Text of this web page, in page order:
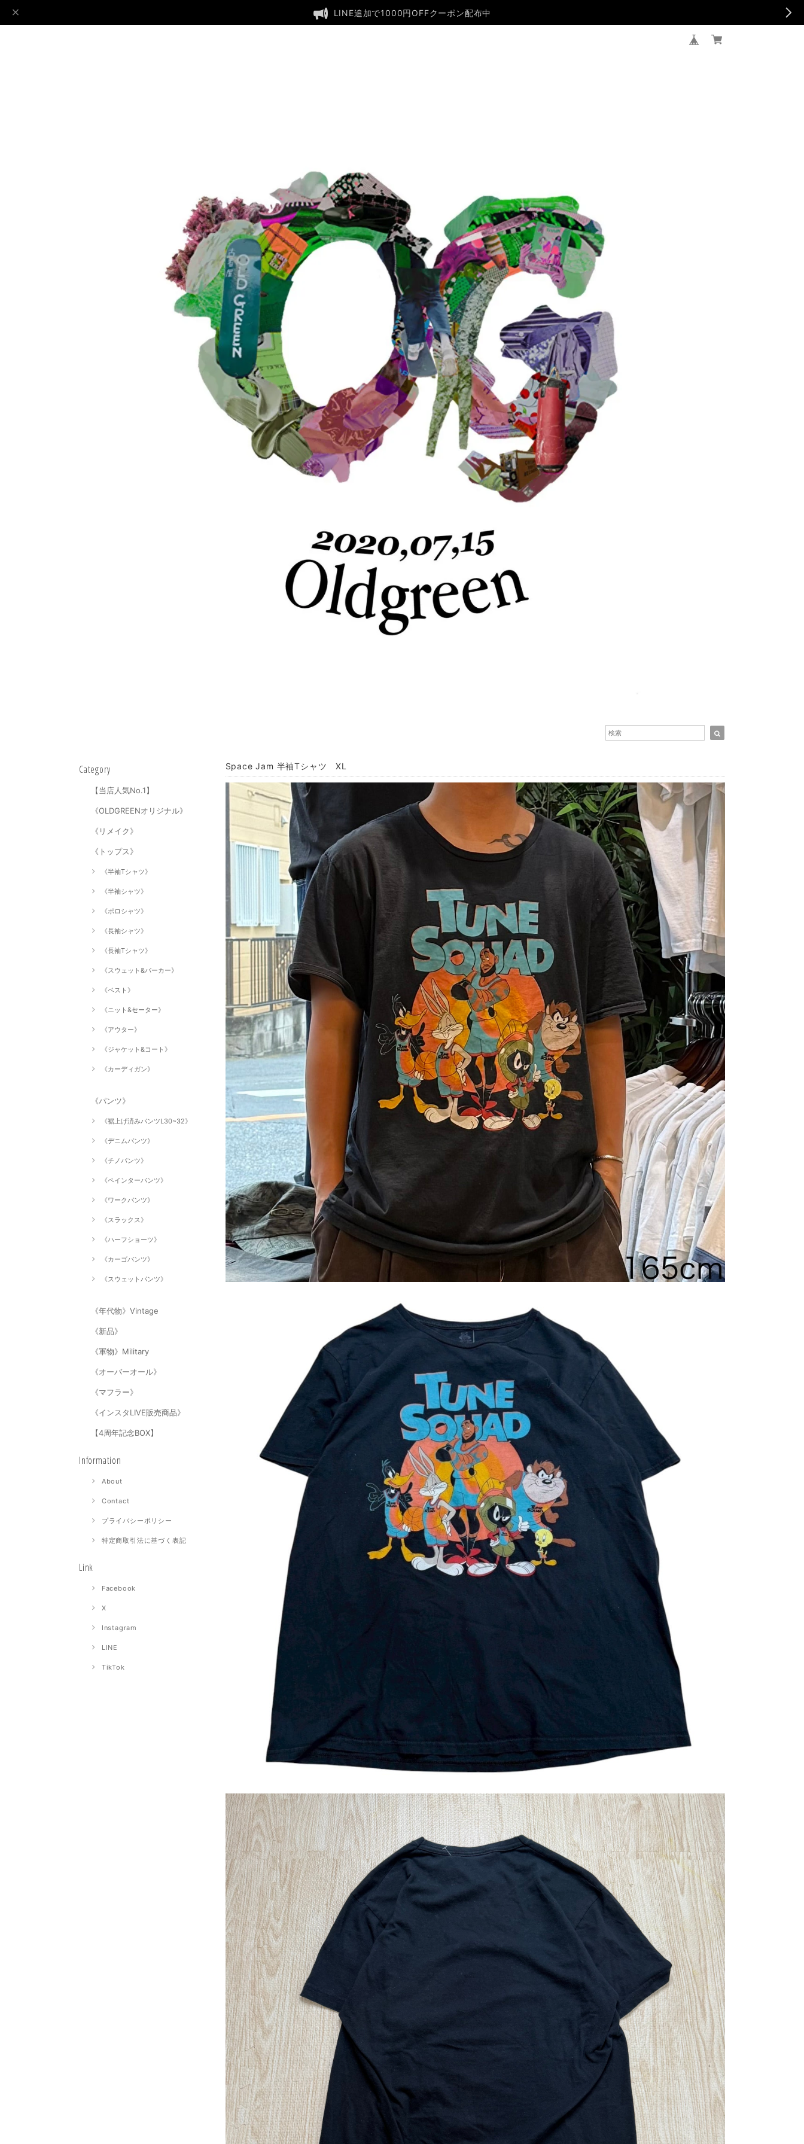
LINE追加で1000円OFFクーポン配布中
Category
【当店人気No.1】
《OLDGREENオリジナル》
《リメイク》
《トップス》
《半袖Tシャツ》
《半袖シャツ》
《ポロシャツ》
《長袖シャツ》
《長袖Tシャツ》
《スウェット&パーカー》
《ベスト》
《ニット&セーター》
《アウター》
《ジャケット&コート》
《カーディガン》
《パンツ》
《裾上げ済みパンツL30~32》
《デニムパンツ》
《チノパンツ》
《ペインターパンツ》
《ワークパンツ》
《スラックス》
《ハーフショーツ》
《カーゴパンツ》
《スウェットパンツ》
《年代物》Vintage
《新品》
《軍物》Military
《オーバーオール》
《マフラー》
《インスタLIVE販売商品》
【4周年記念BOX】
Information
About
Contact
プライバシーポリシー
特定商取引法に基づく表記
Link
Facebook
X
Instagram
LINE
TikTok
Space Jam 半袖Tシャツ XL